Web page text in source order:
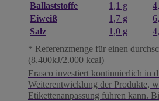
Ballaststoffe
1,1 g
Eiweiß
1,7 g
Salz
1,0 g
* Referenzmenge für einen
(8.400kJ/2.000 kcal)
Erasco investiert kontinuierlich in
Weiterentwicklung der Produkte,
Etikettenanpassung führen kann.